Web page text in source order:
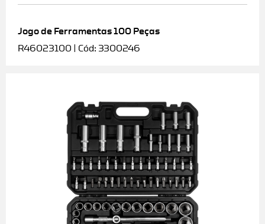
Jogo de Ferramentas 100 Peças
R46023100 | Cód: 3300246